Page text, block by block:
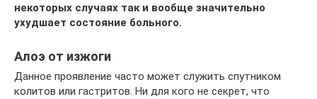
некоторых случаях так и вообще значительно
ухудшает состояние больного.
Алоэ от изжоги
Данное проявление часто может служить спутником
колитов или гастритов. Ни для кого не секрет, что